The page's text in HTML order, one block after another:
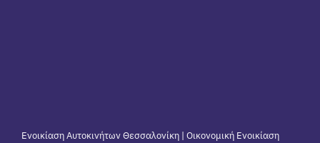
Ενοικίαση Αυτοκινήτων Θεσσαλονίκη | Οικονομική Ενοικίαση